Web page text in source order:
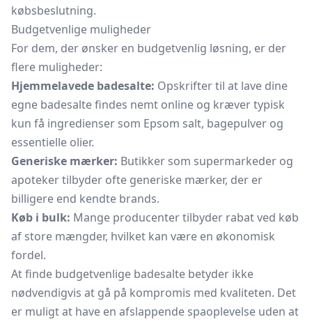
købsbeslutning.
Budgetvenlige muligheder
For dem, der ønsker en budgetvenlig løsning, er der
flere muligheder:
Hjemmelavede badesalte: Opskrifter til at lave dine
egne badesalte findes nemt online og kræver typisk
kun få ingredienser som Epsom salt, bagepulver og
essentielle olier.
Generiske mærker: Butikker som supermarkeder og
apoteker tilbyder ofte generiske mærker, der er
billigere end kendte brands.
Køb i bulk: Mange producenter tilbyder rabat ved køb
af store mængder, hvilket kan være en økonomisk
fordel.
At finde budgetvenlige badesalte betyder ikke
nødvendigvis at gå på kompromis med kvaliteten. Det
er muligt at have en afslappende spaoplevelse uden at